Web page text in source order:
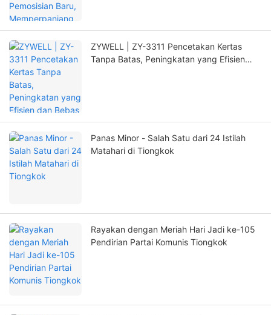
ZYWELL | ZY-3311 Pencetakan Kertas
Tanpa Batas, Peningkatan yang Efisien
Panas Minor - Salah Satu dari 24 Istilah
Matahari di Tiongkok
Rayakan dengan Meriah Hari Jadi ke-105
Pendirian Partai Komunis Tiongkok